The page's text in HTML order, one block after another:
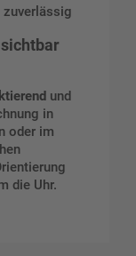
zuverlässig
und
in
oder im
die Uhr.